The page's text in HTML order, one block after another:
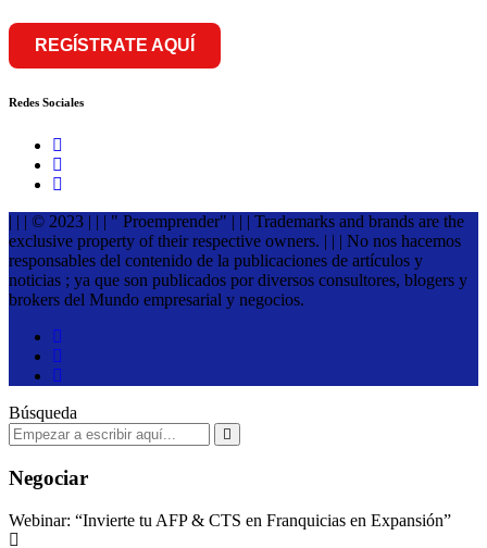
REGÍSTRATE AQUÍ
Redes Sociales
| | | © 2023 | | | " Proemprender" | | | Trademarks and brands are the
exclusive property of their respective owners. | | | No nos hacemos
responsables del contenido de la publicaciones de artículos y
noticias ; ya que son publicados por diversos consultores, blogers y
brokers del Mundo empresarial y negocios.
Búsqueda
Negociar
Webinar: “Invierte tu AFP & CTS en Franquicias en Expansión”